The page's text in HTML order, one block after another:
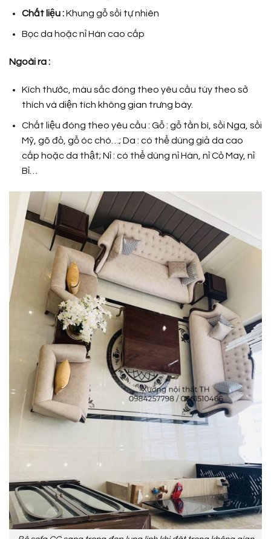
Chất liệu :Khung gỗ sồi tự nhiên
Bọc da hoặc nỉ Hàn cao cấp
Ngoài ra :
Kích thước, màu sắc đóng theo yêu cầu tùy theo sở
thích và diện tích không gian trưng bày.
Chất liệu đóng theo yêu cầu : Gỗ : gỗ tần bì, sồi Nga, sồi
Mỹ, gõ đỏ, gỗ óc chó…; Da : có thể dùng giả da cao
cấp hoặc da thật; Nỉ : có thể dùng nỉ Hàn, nỉ Cỏ May, nỉ
Bỉ…